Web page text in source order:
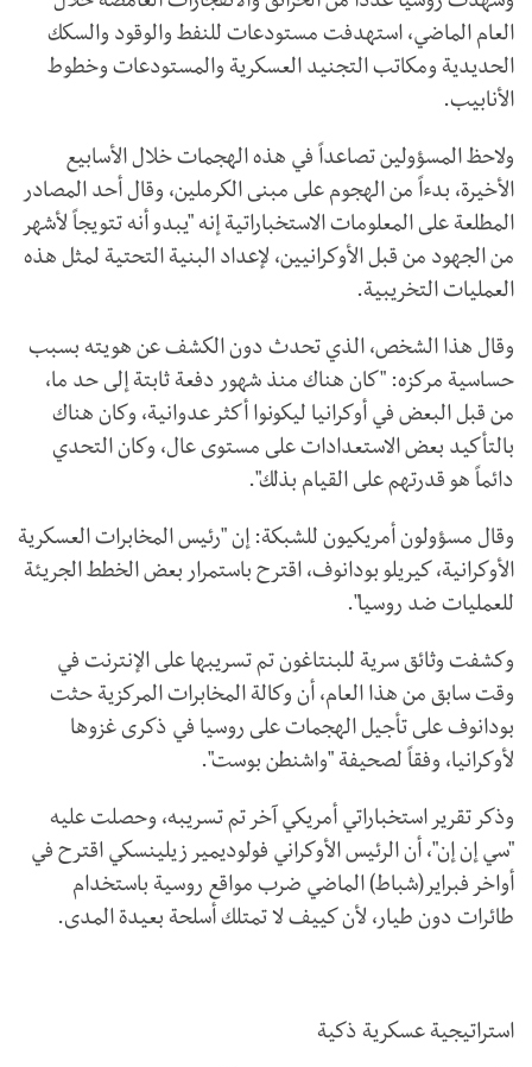
العام الماضي، استهدفت مستودعات للنفط والوقود والسكك
الحديدية ومكاتب التجنيد العسكرية والمستودعات وخطوط
الأنابيب.
ولاحظ المسؤولين تصاعداً في هذه الهجمات خلال الأسابيع
الأخيرة، بدءاً من الهجوم على مبنى الكرملين، وقال أحد المصادر
المطلعة على المعلومات الاستخباراتية إنه "يبدو أنه تتويجاً لأشهر
من الجهود من قبل الأوكرانيين، لإعداد البنية التحتية لمثل هذه
العمليات التخريبية.
وقال هذا الشخص، الذي تحدث دون الكشف عن هويته بسبب
حساسية مركزه: "كان هناك منذ شهور دفعة ثابتة إلى حد ما،
من قبل البعض في أوكرانيا ليكونوا أكثر عدوانية، وكان هناك
بالتأكيد بعض الاستعدادات على مستوى عال، وكان التحدي
دائماً هو قدرتهم على القيام بذلك".
وقال مسؤولون أمريكيون للشبكة: إن "رئيس المخابرات العسكرية
الأوكرانية، كيريلو بودانوف، اقترح باستمرار بعض الخطط الجريئة
للعمليات ضد روسيا".
وكشفت وثائق سرية للبنتاغون تم تسريبها على الإنترنت في
وقت سابق من هذا العام، أن وكالة المخابرات المركزية حثت
بودانوف على تأجيل الهجمات على روسيا في ذكرى غزوها
لأوكرانيا، وفقاً لصحيفة "واشنطن بوست".
وذكر تقرير استخباراتي أمريكي آخر تم تسريبه، وحصلت عليه
"سي إن إن"، أن الرئيس الأوكراني فولوديمير زيلينسكي اقترح في
أواخر فبراير(شباط) الماضي ضرب مواقع روسية باستخدام
طائرات دون طيار، لأن كييف لا تمتلك أسلحة بعيدة المدى.
استراتيجية عسكرية ذكية